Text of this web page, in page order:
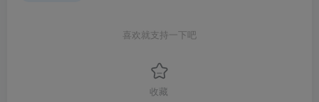
喜欢就支持一下吧
收藏